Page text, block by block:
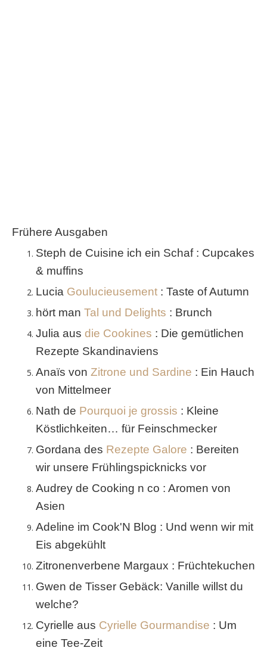
Frühere Ausgaben
Steph de Cuisine ich ein Schaf : Cupcakes
& muffins
Lucia Goulucieusement : Taste of Autumn
hört man Tal und Delights : Brunch
Julia aus die Cookines : Die gemütlichen
Rezepte Skandinaviens
Anaïs von Zitrone und Sardine : Ein Hauch
von Mittelmeer
Nath de Pourquoi je grossis : Kleine
Köstlichkeiten… für Feinschmecker
Gordana des Rezepte Galore : Bereiten
wir unsere Frühlingspicknicks vor
Audrey de Cooking n co : Aromen von
Asien
Adeline im Cook'N Blog : Und wenn wir mit
Eis abgekühlt
Zitronenverbene Margaux : Früchtekuchen
Gwen de Tisser Gebäck: Vanille willst du
welche?
Cyrielle aus Cyrielle Gourmandise : Um
eine Tee-Zeit